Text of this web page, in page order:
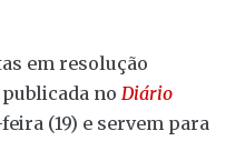
em resolução
publicada no Diário
(19) e servem para